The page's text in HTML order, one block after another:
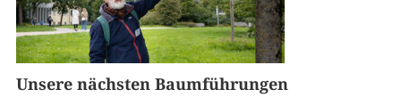
Unsere nächsten Baumführungen